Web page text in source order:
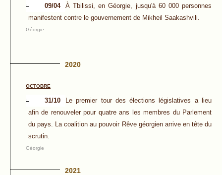
09/04
À Tbilissi, en Géorgie, jusqu'à 60 000 personnes
manifestent contre le gouvernement de Mikheil Saakashvili.
Géorgie
2020
OCTOBRE
31/10
Le premier tour des élections législatives a lieu
afin de renouveler pour quatre ans les membres du Parlement
du pays. La coalition au pouvoir Rêve géorgien arrive en tête du
scrutin.
Géorgie
2021